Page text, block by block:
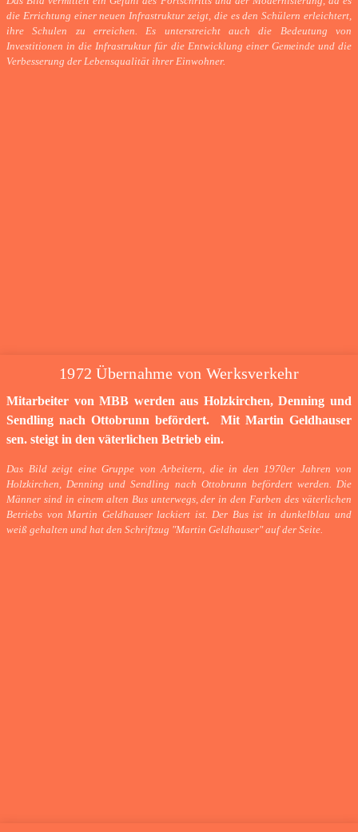
die Errichtung einer neuen Infrastruktur zeigt, die es den Schülern erleichtert,
ihre Schulen zu erreichen. Es unterstreicht auch die Bedeutung von
Investitionen in die Infrastruktur für die Entwicklung einer Gemeinde und die
Verbesserung der Lebensqualität ihrer Einwohner.
1972 Übernahme von Werksverkehr
Mitarbeiter von MBB werden aus Holzkirchen, Denning und
Sendling nach Ottobrunn befördert. Mit Martin Geldhauser
sen. steigt in den väterlichen Betrieb ein.
Das Bild zeigt eine Gruppe von Arbeitern, die in den 1970er Jahren von
Holzkirchen, Denning und Sendling nach Ottobrunn befördert werden. Die
Männer sind in einem alten Bus unterwegs, der in den Farben des väterlichen
Betriebs von Martin Geldhauser lackiert ist. Der Bus ist in dunkelblau und
weiß gehalten und hat den Schriftzug "Martin Geldhauser" auf der Seite.